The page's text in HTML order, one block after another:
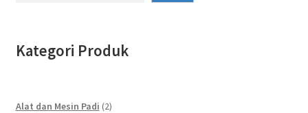
Kategori Produk
Alat dan Mesin Padi 22